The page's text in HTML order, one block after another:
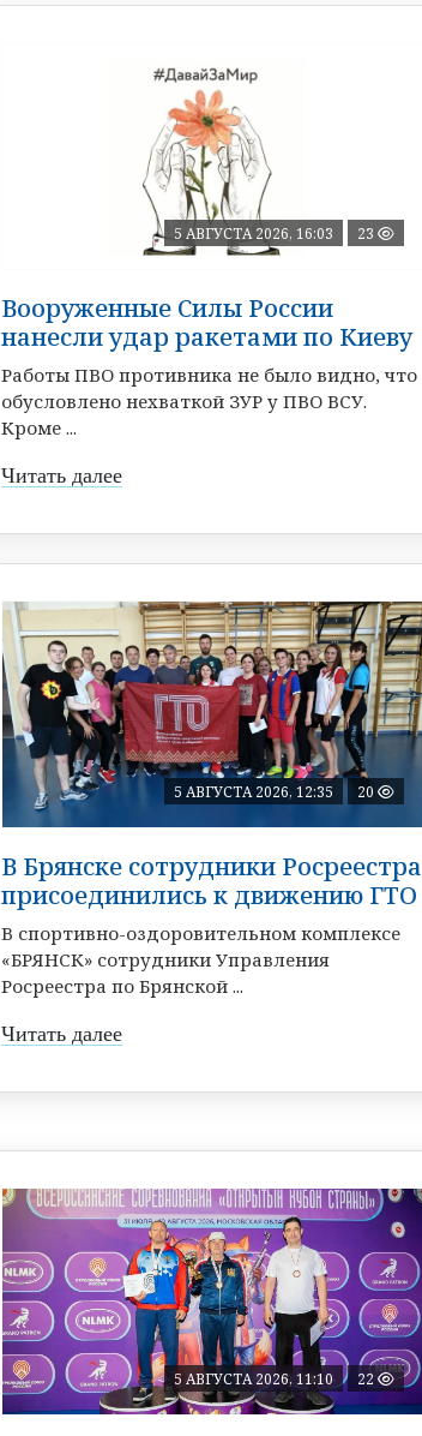
5 АВГУСТА 2026, 16:03 23
Вооруженные Силы России
нанесли удар ракетами по Киеву
Работы ПВО противника не было видно, что
обусловлено нехваткой ЗУР у ПВО ВСУ.
Кроме ...
Читать далее
5 АВГУСТА 2026, 12:35 20
В Брянске сотрудники Росреестра
присоединились к движению ГТО
В спортивно-оздоровительном комплексе
«БРЯНСК» сотрудники Управления
Росреестра по Брянской ...
Читать далее
5 АВГУСТА 2026, 11:10 22